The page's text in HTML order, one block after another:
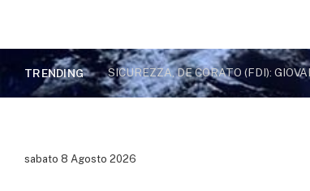
TRENDING
sabato 8 Agosto 2026